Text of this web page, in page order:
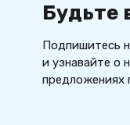
Будьте
Подпишитесь
и узнавайте о
предложениях